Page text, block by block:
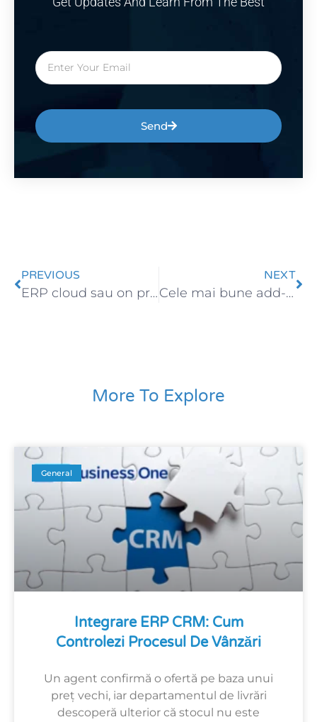
Send
PREVIOUS
ERP cloud sau on premise: ce alegi?
NEXT
Cele mai bune add-on-uri SAP Business One
More To Explore
General
Integrare ERP CRM: Cum
Controlezi Procesul De Vânzări
Un agent confirmă o ofertă pe baza unui
preț vechi, iar departamentul de livrări
descoperă ulterior că stocul nu este